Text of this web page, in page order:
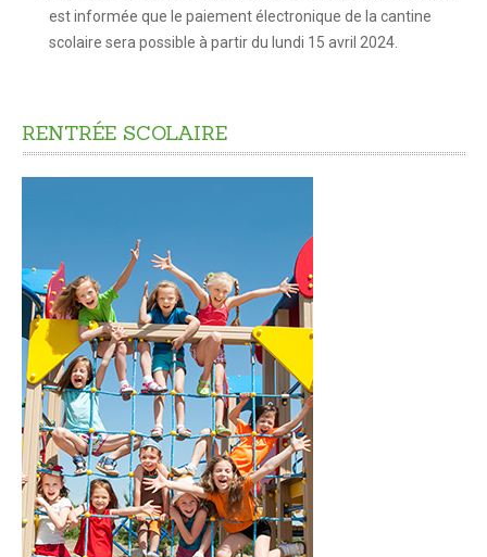
L'enseignement secondaire
Le calendrier scolaire
SOLIDARITÉS
Commission extra-municipale d'Action Sociale
Les aides facultatives
Personnes handicapées
Le SSIAD
L'ADMR
La Maison départementale
Places de stationnement
est informée que le paiement électronique de la cantine
scolaire sera possible à partir du lundi 15 avril 2024.
RENTRÉE SCOLAIRE